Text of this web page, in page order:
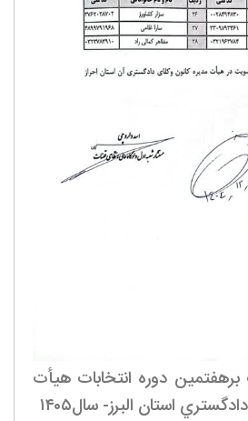
دوره انتخابات هيأت
استان البرز- سال۱۴۰۵